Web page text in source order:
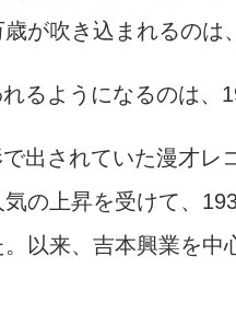
が吹き込まれるのは
るようになるのは、
出されていた漫才レ
の上昇を受けて、
以来、吉本興業を中